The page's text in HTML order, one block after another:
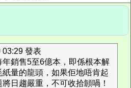
發表
銷售5至6億本，即係根本解
量的龍頭，如果佢地唔肯起
日趨嚴重，不可收拾頠喎！